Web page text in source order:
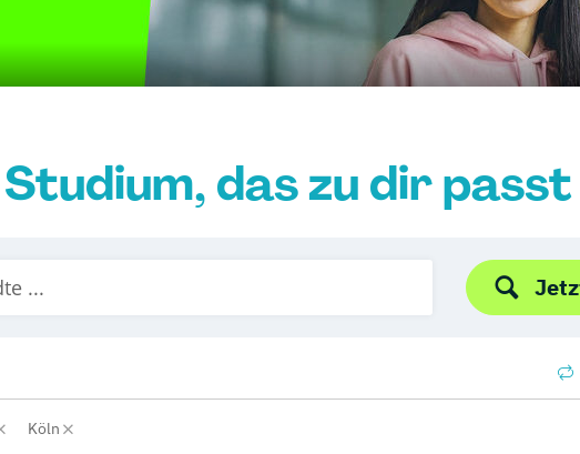
Studium, das zu dir passt
Köln